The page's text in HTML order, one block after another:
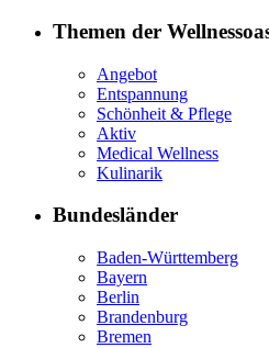
Themen der
Angebot
Entspannung
Schönheit & Pflege
Aktiv
Medical Wellness
Kulinarik
Bundesländer
Baden-Württemberg
Bayern
Berlin
Brandenburg
Bremen